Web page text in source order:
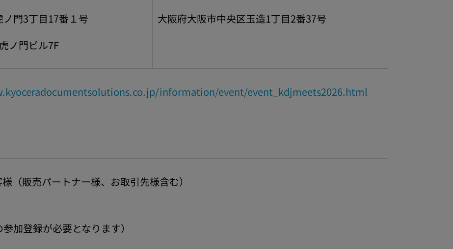
ノ門3丁目17番１号
ノ門ビル7F
大阪府大阪市中央区玉造1丁目2番37号
information/event/event_kdjmeets2026.html
（販売パートナー様、お取引先様含む）
加登録が必要となります）